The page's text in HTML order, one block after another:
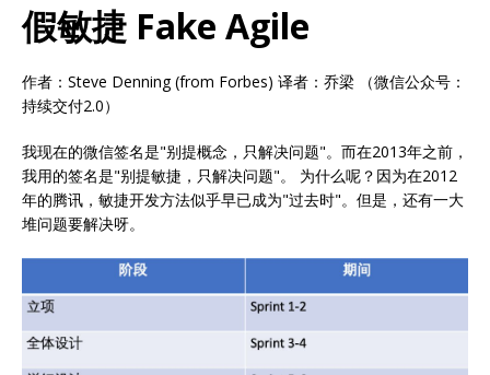
假敏捷 Fake Agile
作者：Steve Denning (from Forbes) 译者：乔梁 （微信公众号：
持续交付2.0）
我现在的微信签名是"别提概念，只解决问题"。而在2013年之前，
我用的签名是"别提敏捷，只解决问题"。 为什么呢？因为在2012
年的腾讯，敏捷开发方法似乎早已成为"过去时"。但是，还有一大
堆问题要解决呀。